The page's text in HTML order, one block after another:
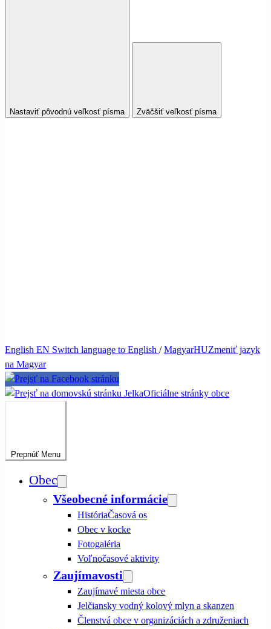
Nastaviť pôvodnú veľkosť písma Zväčšiť veľkosť písma
English EN Switch language to English /MagyarHUZmeniť jazyk
na Magyar
JelkaOficiálne stránky obce
Prepnúť Menu
Obec
Všeobecné informácie
HistóriaČasová os
Obec v kocke
Fotogaléria
Voľnočasové aktivity
Zaujímavosti
Zaujímavé miesta obce
Jelčiansky vodný kolový mlyn a skanzen
Členstvá obce v organizáciách a združeniach